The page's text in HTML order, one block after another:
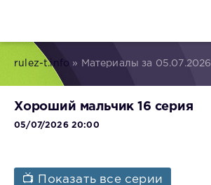
rulez-t.info » Материалы за 05.07.2026
Хороший мальчик 16 серия
05/07/2026 20:00
📺 Показать все серии